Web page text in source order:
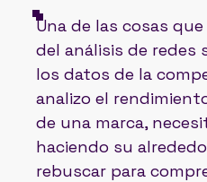
Una de las cosas
del análisis de redes
los datos de la
analizo el
de una marca,
haciendo su
rebuscar para